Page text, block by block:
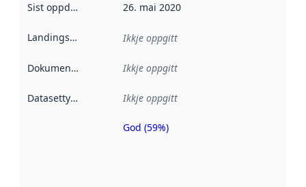
Sist oppdatert 26. mai 2020
Landingsside Ikkje oppgitt
Dokumentasjon Ikkje oppgitt
Datasettype Ikkje oppgitt
Metadatakvalitet
God (59%)